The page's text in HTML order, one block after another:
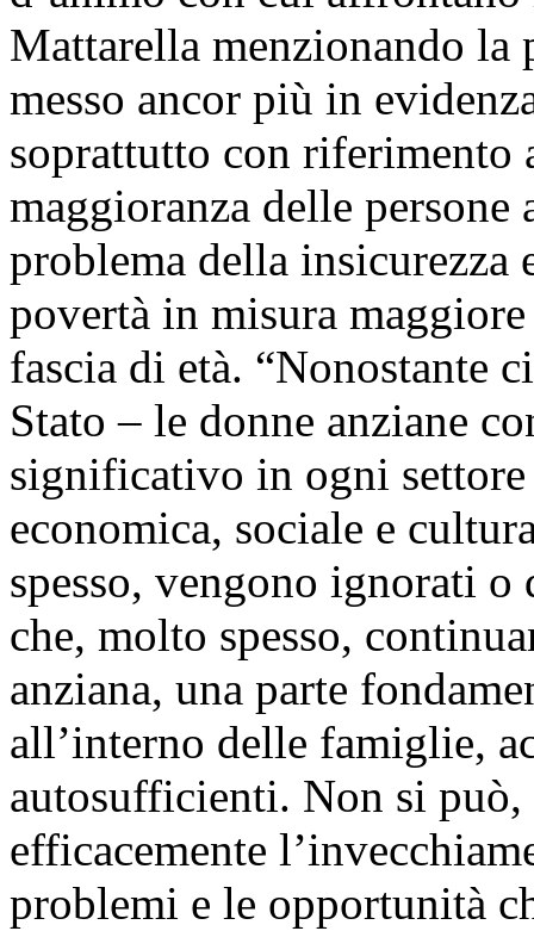
Mattarella menzionando la
messo ancor più in
soprattutto con riferimento
maggioranza delle
problema della insicurezza
povertà in misura
fascia di età. “Nonostante
Stato – le donne anziane
significativo in ogni
economica, sociale e
spesso, vengono ignorati
che, molto spesso,
anziana, una parte
all’interno delle famiglie,
autosufficienti. Non si
efficacemente
problemi e le opportunità